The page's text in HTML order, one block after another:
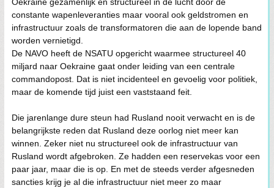
constante wapenleveranties maar vooral ook geldstromen en
infrastructuur zoals de transformatoren die aan de lopende band
worden vernietigd.
De NAVO heeft de NSATU opgericht waarmee structureel 40
miljard naar Oekraine gaat onder leiding van een centrale
commandopost. Dat is niet incidenteel en gevoelig voor politiek,
maar de komende tijd juist een vaststaand feit.
Die jarenlange dure steun had Rusland nooit verwacht en is de
belangrijkste reden dat Rusland deze oorlog niet meer kan
winnen. Zeker niet nu structureel ook de infrastructuur van
Rusland wordt afgebroken. Ze hadden een reservekas voor een
paar jaar, maar die is op. En met de steeds verder afgesneden
sancties krijg je al die infrastructuur niet meer zo maar